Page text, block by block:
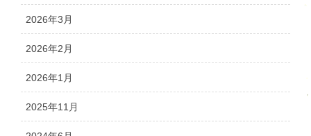
2026年3月
2026年2月
2026年1月
2025年11月